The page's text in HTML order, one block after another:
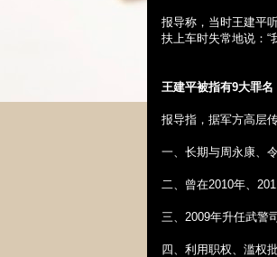
报导称，当时王建平
扶上车时失常地说：“
王建平被指有9大罪名
报导指，据军方高层
一、长期与周永康、
二、曾在2010年、
三、 2009年升任武警
四、利用职权、滥权